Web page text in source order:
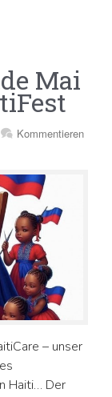
Mai
Kommentieren
– unser
Haiti… Der